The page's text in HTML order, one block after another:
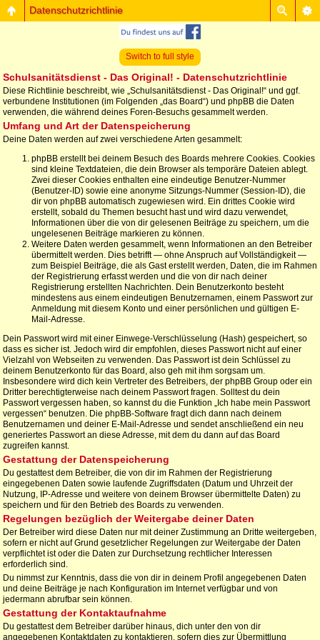
Datenschutzrichtlinie
Switch to full style
Schulsanitätsdienst - Das Original! - Datenschutzrichtlinie
Diese Richtlinie beschreibt, wie „Schulsanitätsdienst - Das Original!“ und ggf.
verbundene Institutionen (im Folgenden „das Board“) und phpBB die Daten
verwenden, die während deines Foren-Besuchs gesammelt werden.
Umfang und Art der Datenspeicherung
Deine Daten werden auf zwei verschiedene Arten gesammelt:
phpBB erstellt bei deinem Besuch des Boards mehrere Cookies. Cookies
sind kleine Textdateien, die dein Browser als temporäre Dateien ablegt.
Zwei dieser Cookies enthalten eine eindeutige Benutzer-Nummer
(Benutzer-ID) sowie eine anonyme Sitzungs-Nummer (Session-ID), die
dir von phpBB automatisch zugewiesen wird. Ein drittes Cookie wird
erstellt, sobald du Themen besucht hast und wird dazu verwendet,
Informationen über die von dir gelesenen Beiträge zu speichern, um die
ungelesenen Beiträge markieren zu können.
Weitere Daten werden gesammelt, wenn Informationen an den Betreiber
übermittelt werden. Dies betrifft — ohne Anspruch auf Vollständigkeit —
zum Beispiel Beiträge, die als Gast erstellt werden, Daten, die im Rahmen
der Registrierung erfasst werden und die von dir nach deiner
Registrierung erstellten Nachrichten. Dein Benutzerkonto besteht
mindestens aus einem eindeutigen Benutzernamen, einem Passwort zur
Anmeldung mit diesem Konto und einer persönlichen und gültigen E-
Mail-Adresse.
Dein Passwort wird mit einer Einwege-Verschlüsselung (Hash) gespeichert, so
dass es sicher ist. Jedoch wird dir empfohlen, dieses Passwort nicht auf einer
Vielzahl von Webseiten zu verwenden. Das Passwort ist dein Schlüssel zu
deinem Benutzerkonto für das Board, also geh mit ihm sorgsam um.
Insbesondere wird dich kein Vertreter des Betreibers, der phpBB Group oder ein
Dritter berechtigterweise nach deinem Passwort fragen. Solltest du dein
Passwort vergessen haben, so kannst du die Funktion „Ich habe mein Passwort
vergessen“ benutzen. Die phpBB-Software fragt dich dann nach deinem
Benutzernamen und deiner E-Mail-Adresse und sendet anschließend ein neu
generiertes Passwort an diese Adresse, mit dem du dann auf das Board
zugreifen kannst.
Gestattung der Datenspeicherung
Du gestattest dem Betreiber, die von dir im Rahmen der Registrierung
eingegebenen Daten sowie laufende Zugriffsdaten (Datum und Uhrzeit der
Nutzung, IP-Adresse und weitere von deinem Browser übermittelte Daten) zu
speichern und für den Betrieb des Boards zu verwenden.
Regelungen bezüglich der Weitergabe deiner Daten
Der Betreiber wird diese Daten nur mit deiner Zustimmung an Dritte weitergeben,
sofern er nicht auf Grund gesetzlicher Regelungen zur Weitergabe der Daten
verpflichtet ist oder die Daten zur Durchsetzung rechtlicher Interessen
erforderlich sind.
Du nimmst zur Kenntnis, dass die von dir in deinem Profil angegebenen Daten
und deine Beiträge je nach Konfiguration im Internet verfügbar und von
jedermann abrufbar sein können.
Gestattung der Kontaktaufnahme
Du gestattest dem Betreiber darüber hinaus, dich unter den von dir
angegebenen Kontaktdaten zu kontaktieren, sofern dies zur Übermittlung